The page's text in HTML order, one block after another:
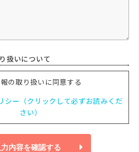
扱いについて
の取り扱いに同意する
シー（クリックして必ずお読みくだ
さい）
力内容を確認する